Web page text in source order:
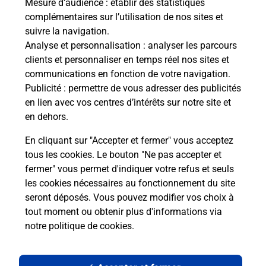
Mesure d’audience : établir des statistiques
complémentaires sur l’utilisation de nos sites et
suivre la navigation.
Analyse et personnalisation : analyser les parcours
clients et personnaliser en temps réel nos sites et
communications en fonction de votre navigation.
Publicité : permettre de vous adresser des publicités
en lien avec vos centres d’intérêts sur notre site et
en dehors.
En cliquant sur "Accepter et fermer" vous acceptez
tous les cookies. Le bouton "Ne pas accepter et
fermer" vous permet d'indiquer votre refus et seuls
les cookies nécessaires au fonctionnement du site
seront déposés. Vous pouvez modifier vos choix à
tout moment ou obtenir plus d'informations via
notre politique de cookies.
Boîte aux lettres La Poste
Collecte du courrier aujourd'hui à 08h00
3190 Route Departementale 86
07340 Andance
Le lien s'ouvre dans un nouvel onglet
Localiser Liste Boîtes aux lettres Ardèche Andance